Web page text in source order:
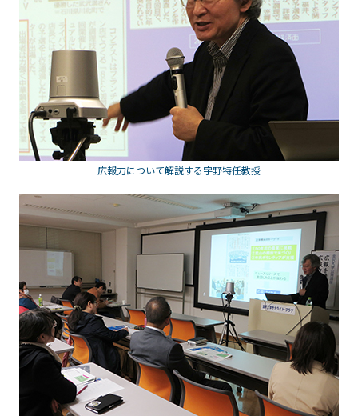
広報力について解説する宇野特任教授